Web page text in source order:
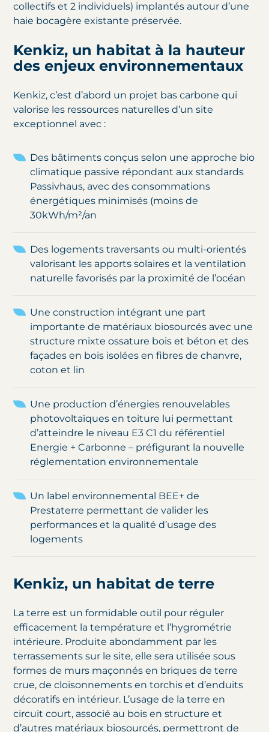
collectifs et 2 individuels) implantés autour d’une
haie bocagère existante préservée.
Kenkiz, un habitat à la hauteur
des enjeux environnementaux
Kenkiz, c’est d’abord un projet bas carbone qui
valorise les ressources naturelles d’un site
exceptionnel avec :
Des bâtiments conçus selon une approche bio
climatique passive répondant aux standards
Passivhaus, avec des consommations
énergétiques minimisés (moins de
30kWh/m²/an
Des logements traversants ou multi-orientés
valorisant les apports solaires et la ventilation
naturelle favorisés par la proximité de l’océan
Une construction intégrant une part
importante de matériaux biosourcés avec une
structure mixte ossature bois et béton et des
façades en bois isolées en fibres de chanvre,
coton et lin
Une production d’énergies renouvelables
photovoltaïques en toiture lui permettant
d’atteindre le niveau E3 C1 du référentiel
Energie + Carbonne – préfigurant la nouvelle
réglementation environnementale
Un label environnemental BEE+ de
Prestaterre permettant de valider les
performances et la qualité d’usage des
logements
Kenkiz, un habitat de terre
La terre est un formidable outil pour réguler
efficacement la température et l’hygrométrie
intérieure. Produite abondamment par les
terrassements sur le site, elle sera utilisée sous
formes de murs maçonnés en briques de terre
crue, de cloisonnements en torchis et d’enduits
décoratifs en intérieur. L’usage de la terre en
circuit court, associé au bois en structure et
d’autres matériaux biosourcés, permettront de